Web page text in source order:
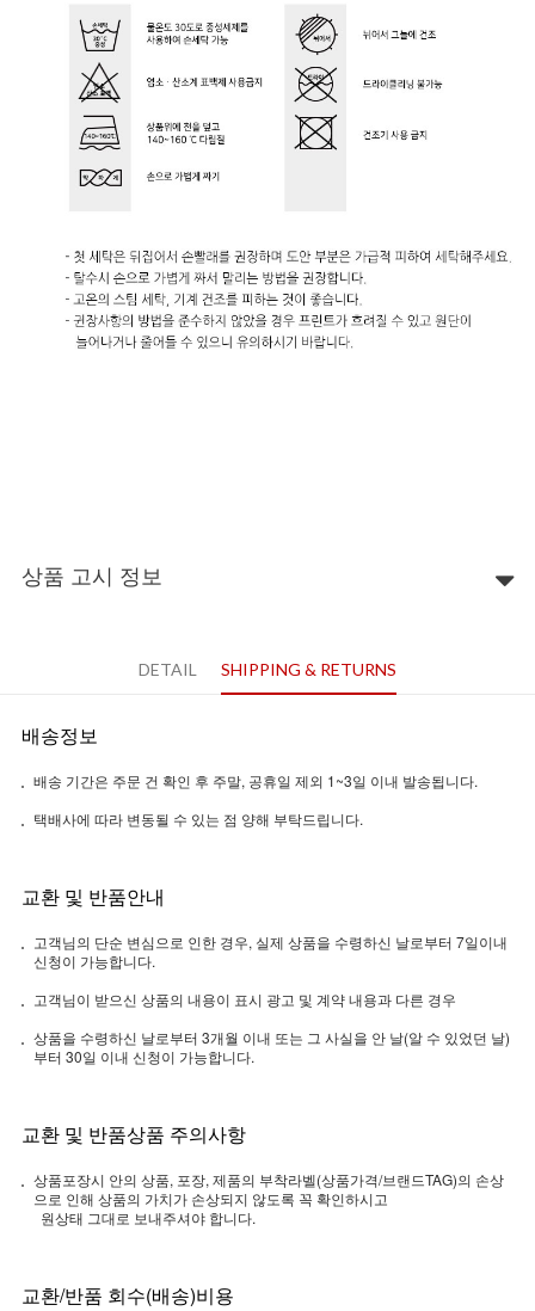
상품 고시 정보
DETAIL SHIPPING & RETURNS
배송정보
배송 기간은 주문 건 확인 후 주말, 공휴일 제외 1~3일 이내 발송됩니다.
택배사에 따라 변동될 수 있는 점 양해 부탁드립니다.
교환 및 반품안내
고객님의 단순 변심으로 인한 경우, 실제 상품을 수령하신 날로부터 7일이내
신청이 가능합니다.
고객님이 받으신 상품의 내용이 표시 광고 및 계약 내용과 다른 경우
상품을 수령하신 날로부터 3개월 이내 또는 그 사실을 안 날(알 수 있었던 날)
부터 30일 이내 신청이 가능합니다.
교환 및 반품상품 주의사항
상품포장시 안의 상품, 포장, 제품의 부착라벨(상품가격/브랜드TAG)의 손상
으로 인해 상품의 가치가 손상되지 않도록 꼭 확인하시고
원상태 그대로 보내주셔야 합니다.
교환/반품 회수(배송)비용